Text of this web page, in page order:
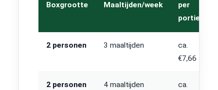
Boxgrootte Maaltijden/week
per
portie
2 personen 3 maaltijden
ca.
€7,66
2 personen 4 maaltijden
ca.